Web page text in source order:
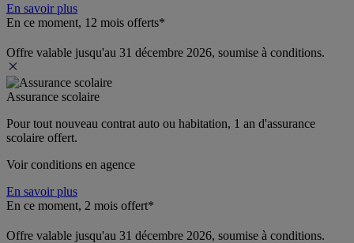
En savoir plus
En ce moment, 12 mois offerts*
Offre valable jusqu'au 31 décembre 2026, soumise à conditions.
Assurance scolaire
Pour tout nouveau contrat auto ou habitation, 1 an d'assurance
scolaire offert.
Voir conditions en agence
En savoir plus
En ce moment, 2 mois offert*
Offre valable jusqu'au 31 décembre 2026, soumise à conditions.